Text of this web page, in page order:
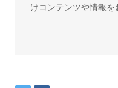
けコンテンツや情報を